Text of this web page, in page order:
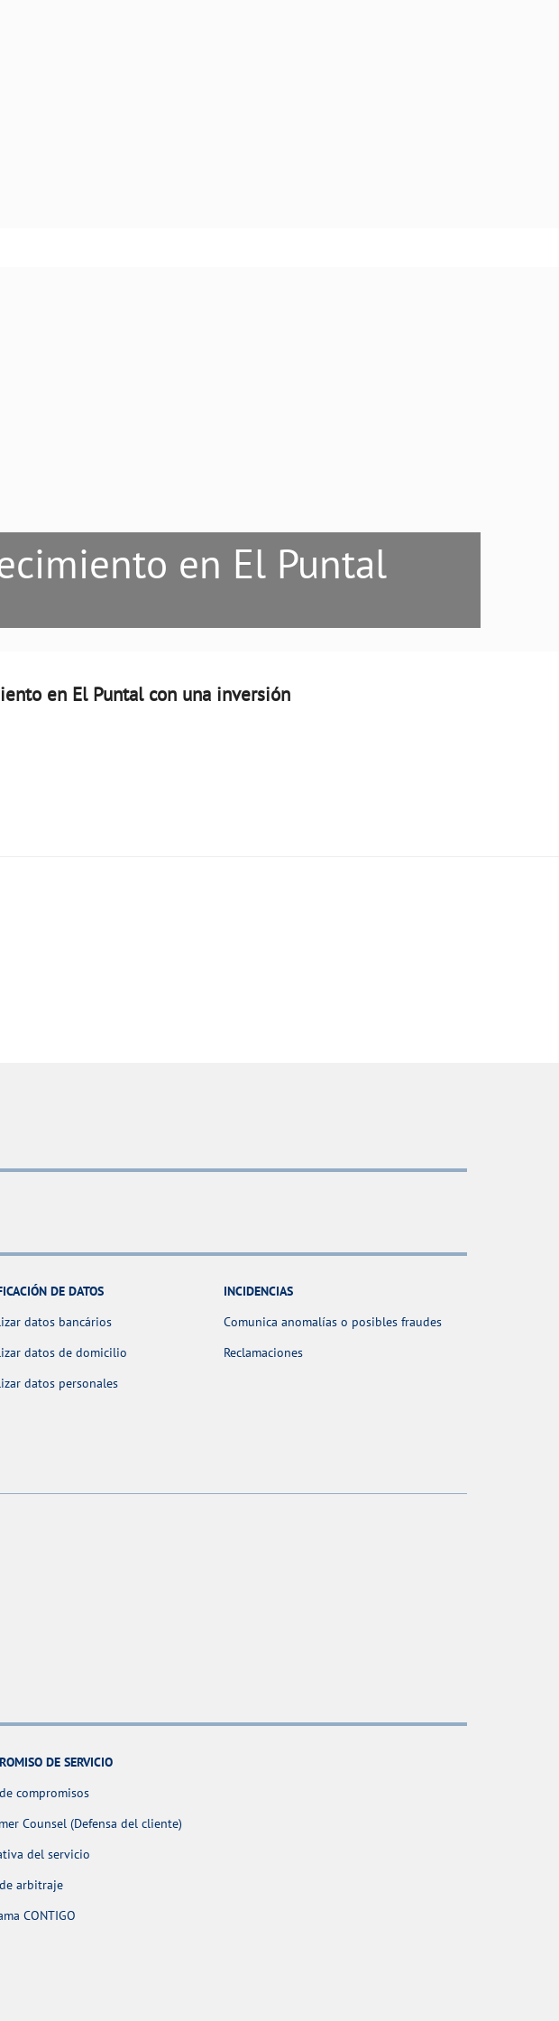
en El Puntal
en El Puntal con una inversión
DE DATOS
datos bancários
datos de domicilio
datos personales
INCIDENCIAS
Comunica anomalías o posibles fraudes
Reclamaciones
DE SERVICIO
compromisos
Counsel (Defensa del cliente)
del servicio
arbitraje
CONTIGO